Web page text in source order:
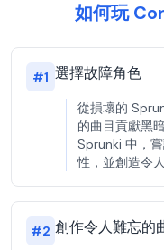
如何玩
#1 選擇故障角色
從損壞的
的曲目貢獻黑
Sprunki 中，
性，並創造令
#2 創作令人難忘的